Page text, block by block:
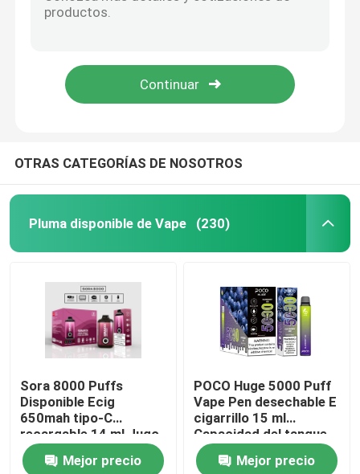
Vape enrrollado
Soplo grande Vape
Mary Vape perdida
Los E.E.U.U. Vape
Vape disponible prellenado
Pluma elegante de Vape
OTRAS CATEGORÍAS DE NOSOTROS
Pluma disponible de Vape (230)
Sora 8000 Puffs
Disponible Ecig
650mah tipo-C
recargable 14 ml Jugo
precargado
Mejor precio
POCO Huge 5000 Puff
Vape Pen desechable E
cigarrillo 15 ml
Capacidad del tanque
Mejor precio